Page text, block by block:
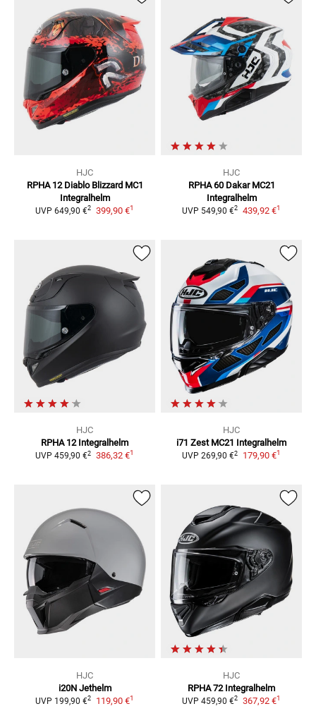
HJC
RPHA 12 Diablo Blizzard MC1
Integralhelm
UVP 649,90 €2 399,90 €1
HJC
RPHA 60 Dakar MC21
Integralhelm
UVP 549,90 €2 439,92 €1
HJC
RPHA 12 Integralhelm
UVP 459,90 €2 386,32 €1
HJC
i71 Zest MC21 Integralhelm
UVP 269,90 €2 179,90 €1
HJC
i20N Jethelm
UVP 199,90 €2 119,90 €1
HJC
RPHA 72 Integralhelm
UVP 459,90 €2 367,92 €1